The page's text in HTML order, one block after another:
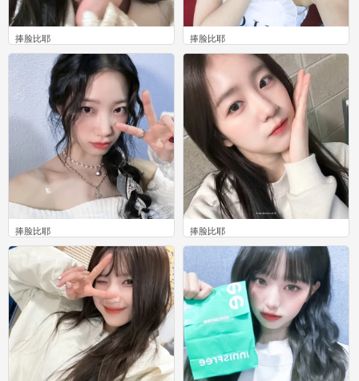
捧脸比耶
0
捧脸比耶
0
捧脸比耶
0
捧脸比耶
0